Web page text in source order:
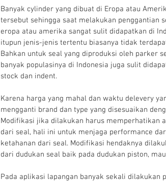
Banyak cylinder yang dibuat di Eropa atau
tersebut sehingga saat melakukan penggantian
eropa atau amerika sangat sulit didapatkan di
itupun jenis-jenis tertentu biasanya tidak
Bahkan untuk seal yang diproduksi oleh parker
banyak populasinya di Indonesia juga sulit
stock dan indent.
Karena harga yang mahal dan waktu delevery
mengganti brand dan type yang disesuaikan
Modifikasi jika dilakukan harus memperhatikan
dari seal, hali ini untuk menjaga performance
ketahanan dari seal. Modifikasi hendaknya
dari dudukan seal baik pada dudukan piston,
Pada aplikasi lapangan banyak sekali dilakukan